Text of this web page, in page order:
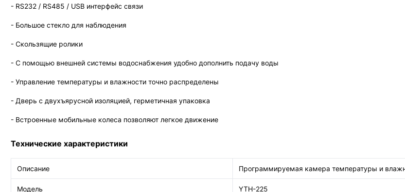
- RS232 / RS485 / USB интерфейс связи
- Большое стекло для наблюдения
- Скользящие ролики
- С помощью внешней системы водоснабжения удобно дополнить подачу воды
- Управление температуры и влажности точно распределены
- Дверь с двухъярусной изоляцией, герметичная упаковка
- Встроенные мобильные колеса позволяют легкое движение
Технические характеристики
Описание Программируемая камера температуры и
Модель YTH-225